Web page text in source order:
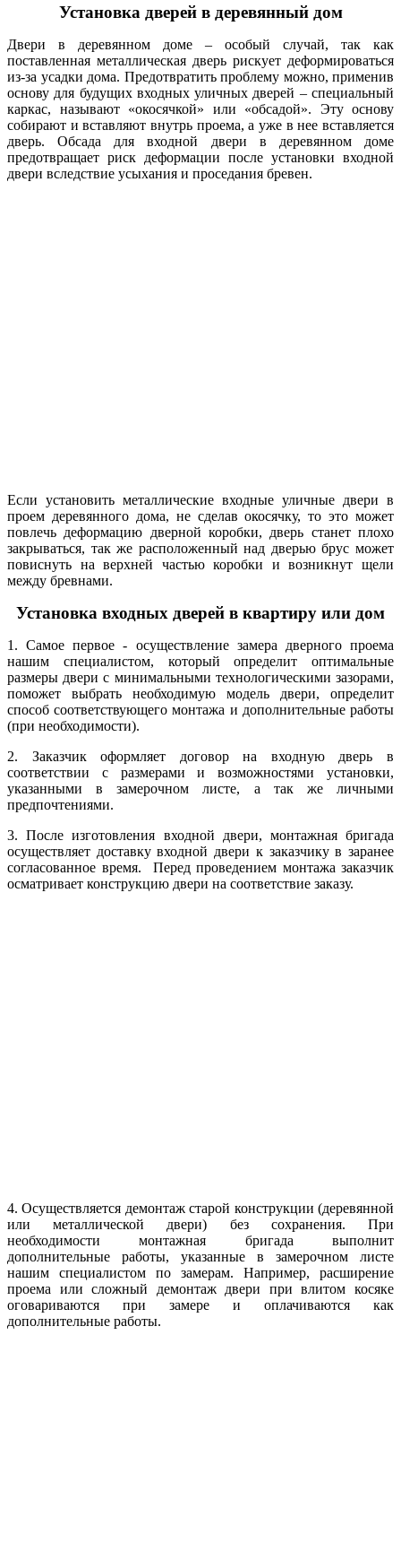
Установка дверей в деревянный дом
Двери в деревянном доме – особый случай, так как
поставленная металлическая дверь рискует деформироваться
из-за усадки дома. Предотвратить проблему можно, применив
основу для будущих входных уличных дверей – специальный
каркас, называют «окосячкой» или «обсадой». Эту основу
собирают и вставляют внутрь проема, а уже в нее вставляется
дверь. Обсада для входной двери в деревянном доме
предотвращает риск деформации после установки входной
двери вследствие усыхания и проседания бревен.
Если установить металлические входные уличные двери в
проем деревянного дома, не сделав окосячку, то это может
повлечь деформацию дверной коробки, дверь станет плохо
закрываться, так же расположенный над дверью брус может
повиснуть на верхней частью коробки и возникнут щели
между бревнами.
Установка входных дверей в квартиру или дом
1. Самое первое - осуществление замера дверного проема
нашим специалистом, который определит оптимальные
размеры двери с минимальными технологическими зазорами,
поможет выбрать необходимую модель двери, определит
способ соответствующего монтажа и дополнительные работы
(при необходимости).
2. Заказчик оформляет договор на входную дверь в
соответствии с размерами и возможностями установки,
указанными в замерочном листе, а так же личными
предпочтениями.
3. После изготовления входной двери, монтажная бригада
осуществляет доставку входной двери к заказчику в заранее
согласованное время. Перед проведением монтажа заказчик
осматривает конструкцию двери на соответствие заказу.
4. Осуществляется демонтаж старой конструкции (деревянной
или металлической двери) без сохранения. При
необходимости монтажная бригада выполнит
дополнительные работы, указанные в замерочном листе
нашим специалистом по замерам. Например, расширение
проема или сложный демонтаж двери при влитом косяке
оговариваются при замере и оплачиваются как
дополнительные работы.